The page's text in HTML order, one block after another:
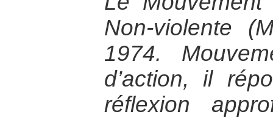
Non-violente
1974.
d’action, il
réflexion